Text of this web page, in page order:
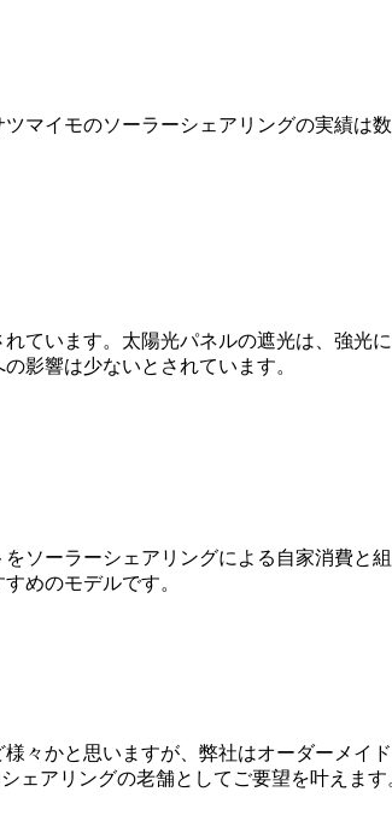
マイモのソーラーシェアリングの実績は
ています。太陽光パネルの遮光は、強光
影響は少ないとされています。
ソーラーシェアリングによる自家消費と
めのモデルです。
かと思いますが、弊社はオーダーメイ
ェアリングの老舗としてご要望を叶えます